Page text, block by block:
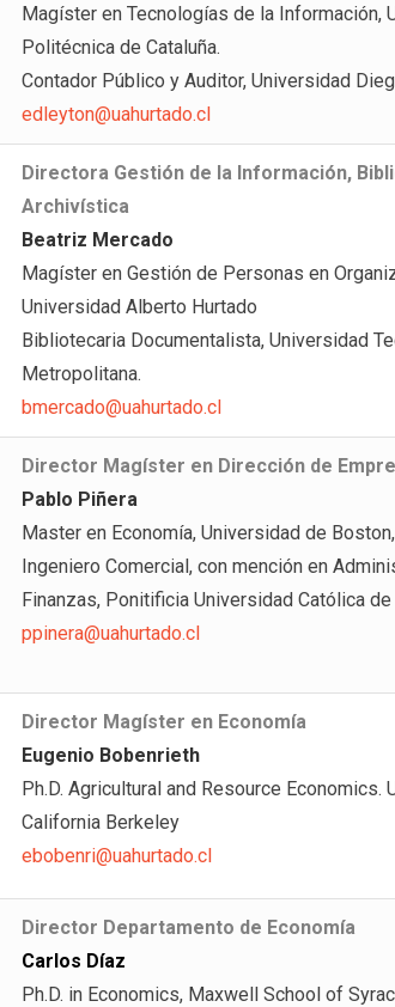
Magíster en Tecnologías de la Información,
Politécnica de Cataluña.
Contador Público y Auditor, Universidad
edleyton@uahurtado.cl
Directora Gestión de la Información,
Archivística
Beatriz Mercado
Magíster en Gestión de Personas en
Universidad Alberto Hurtado
Bibliotecaria Documentalista, Universidad
Metropolitana.
bmercado@uahurtado.cl
Director Magíster en Dirección de
Pablo Piñera
Master en Economía, Universidad de
Ingeniero Comercial, con mención en
Finanzas, Ponitificia Universidad Católica de
ppinera@uahurtado.cl
Director Magíster en Economía
Eugenio Bobenrieth
Ph.D. Agricultural and Resource Economics.
California Berkeley
ebobenri@uahurtado.cl
Director Departamento de Economía
Carlos Díaz
Ph.D. in Economics, Maxwell School of